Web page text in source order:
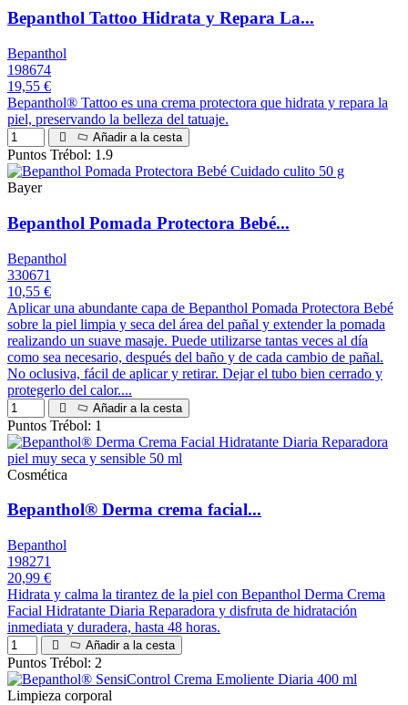
Bepanthol Tattoo Hidrata y Repara La...
Bepanthol
198674
19,55 €
Bepanthol® Tattoo es una crema protectora que hidrata y repara la
piel, preservando la belleza del tatuaje.
Añadir a la cesta
Puntos Trébol: 1.9
Bayer
Bepanthol Pomada Protectora Bebé...
Bepanthol
330671
10,55 €
Aplicar una abundante capa de Bepanthol Pomada Protectora Bebé
sobre la piel limpia y seca del área del pañal y extender la pomada
realizando un suave masaje. Puede utilizarse tantas veces al día
como sea necesario, después del baño y de cada cambio de pañal.
No oclusiva, fácil de aplicar y retirar. Dejar el tubo bien cerrado y
protegerlo del calor....
Añadir a la cesta
Puntos Trébol: 1
Cosmética
Bepanthol® Derma crema facial...
Bepanthol
198271
20,99 €
Hidrata y calma la tirantez de la piel con Bepanthol Derma Crema
Facial Hidratante Diaria Reparadora y disfruta de hidratación
inmediata y duradera, hasta 48 horas.
Añadir a la cesta
Puntos Trébol: 2
Limpieza corporal